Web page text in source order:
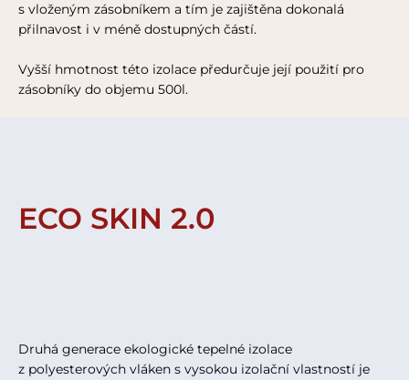
s vloženým zásobníkem a tím je zajištěna dokonalá
přilnavost i v méně dostupných částí.
Vyšší hmotnost této izolace předurčuje její použití pro
zásobníky do objemu 500l.
ECO SKIN 2.0
Druhá generace ekologické tepelné izolace
z polyesterových vláken s vysokou izolační vlastností je